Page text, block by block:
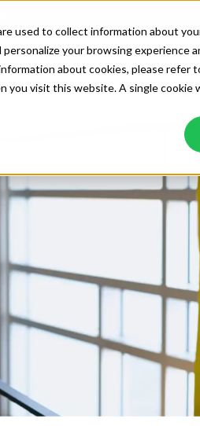
used to collect information about
your browsing experience
about cookies, please refer
you visit this website. A single cookie
Soluciones
Orden
para todos
Control
Trazabilidad y
Explorar
transporte
Ver detalle
Blog con
Una biblioteca
los sistemas
y laboral/